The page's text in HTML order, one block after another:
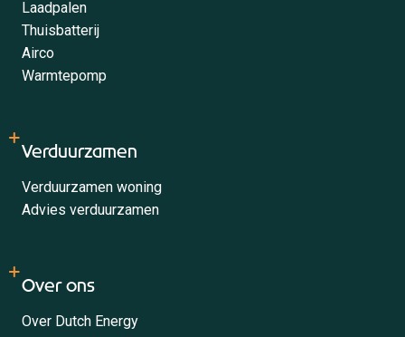
Laadpalen
Thuisbatterij
Airco
Warmtepomp
Verduurzamen
Verduurzamen woning
Advies verduurzamen
Over ons
Over Dutch Energy